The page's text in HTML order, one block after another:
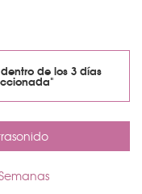
de los 3 días